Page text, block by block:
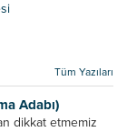
Tüm Yazıları
Adabı)
dikkat etmemiz